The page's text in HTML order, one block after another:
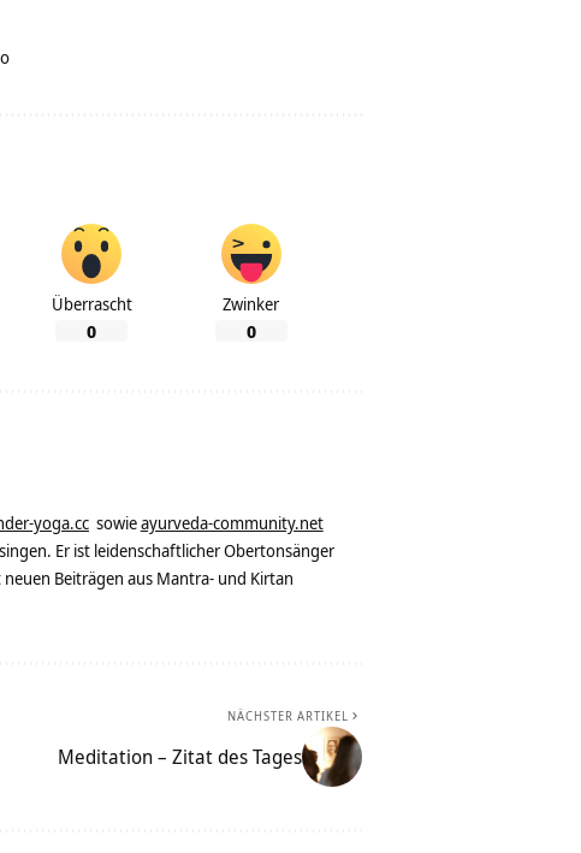
Überrascht
0
Zwinker
0
yoga.cc sowieayurveda-community.net
Er ist leidenschaftlicher Obertonsänger
Beiträgen aus Mantra- und Kirtan
NÄCHSTER ARTIKEL
Meditation – Zitat des Tages